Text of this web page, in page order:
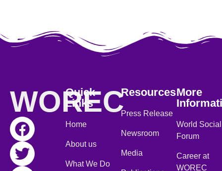
WOREC
Quick
Links
Home
About us
What We Do
Resources
Press Release
Newsroom
Media
More
World Social
Forum
Career at
WOREC